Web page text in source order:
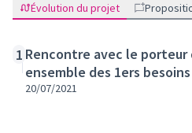
Évolution du projet
1 Rencontre avec le
ensemble des 1ers besoins
20/07/2021